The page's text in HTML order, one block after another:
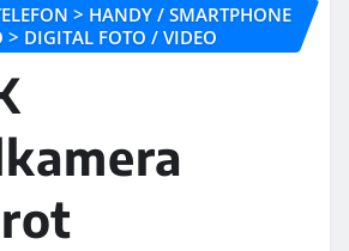
> HANDY / SMARTPHONE
> DIGITAL FOTO / VIDEO